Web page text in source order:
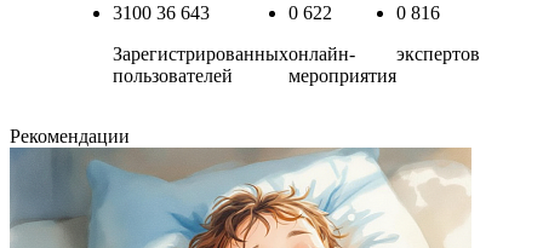
3100 36 643
Зарегистрированных
пользователей
0 622
онлайн-
мероприятия
0 816
экспертов
Рекомендации